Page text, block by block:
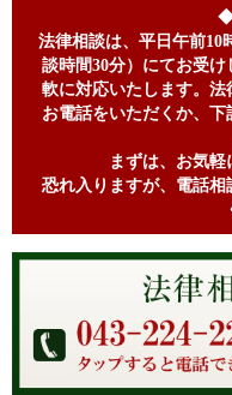
◆
法律相談は、平日午前10
談時間30分）にてお受
軟に対応いたします。
お電話をいただくか、
まずは、お気軽
恐れ入りますが、電話